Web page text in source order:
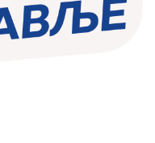
За пожаре је